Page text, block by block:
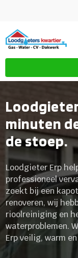
minuten
de stoep.
Loodgieter Erp
professioneel
zoekt bij een
renoveren, wij
rioolreiniging en
waterproblemen.
Erp veilig, warm